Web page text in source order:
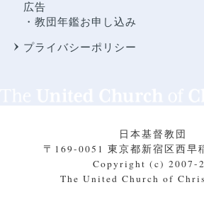
広告
・教団年鑑お申し込み
プライバシーポリシー
日本基督教団
〒169-0051 東京都新宿区西早
Copyright (c) 2007-
The United Church of